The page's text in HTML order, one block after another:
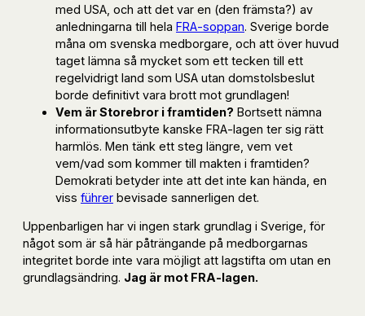
med USA, och att det var en (den främsta?) av
anledningarna till hela FRA-soppan. Sverige borde
måna om svenska medborgare, och att över huvud
taget lämna så mycket som ett tecken till ett
regelvidrigt land som USA utan domstolsbeslut
borde definitivt vara brott mot grundlagen!
Vem är Storebror i framtiden? Bortsett nämna
informationsutbyte kanske FRA-lagen ter sig rätt
harmlös. Men tänk ett steg längre, vem vet
vem/vad som kommer till makten i framtiden?
Demokrati betyder inte att det inte kan hända, en
viss führer bevisade sannerligen det.
Uppenbarligen har vi ingen stark grundlag i Sverige, för
något som är så här påträngande på medborgarnas
integritet borde inte vara möjligt att lagstifta om utan en
grundlagsändring. Jag är mot FRA-lagen.